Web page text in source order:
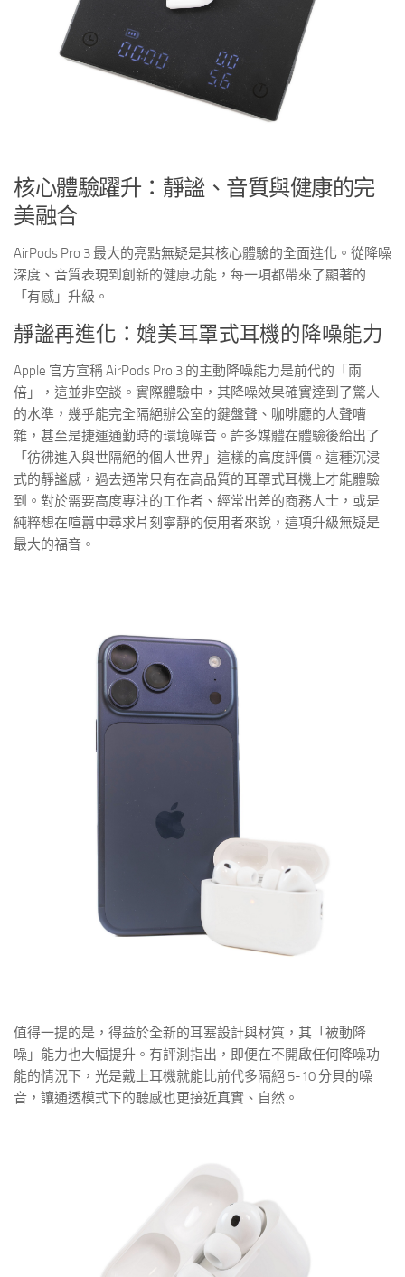
核心體驗躍升：靜謐、音質與健康的完
美融合
AirPods Pro 3 最大的亮點無疑是其核心體驗的全面進化。從降噪
深度、音質表現到創新的健康功能，每一項都帶來了顯著的
「有感」升級。
靜謐再進化：媲美耳罩式耳機的降噪能力
Apple 官方宣稱 AirPods Pro 3 的主動降噪能力是前代的「兩
倍」，這並非空談。實際體驗中，其降噪效果確實達到了驚人
的水準，幾乎能完全隔絕辦公室的鍵盤聲、咖啡廳的人聲嘈
雜，甚至是捷運通勤時的環境噪音。許多媒體在體驗後給出了
「彷彿進入與世隔絕的個人世界」這樣的高度評價。這種沉浸
式的靜謐感，過去通常只有在高品質的耳罩式耳機上才能體驗
到。對於需要高度專注的工作者、經常出差的商務人士，或是
純粹想在喧囂中尋求片刻寧靜的使用者來說，這項升級無疑是
最大的福音。
值得一提的是，得益於全新的耳塞設計與材質，其「被動降
噪」能力也大幅提升。有評測指出，即便在不開啟任何降噪功
能的情況下，光是戴上耳機就能比前代多隔絕 5-10 分貝的噪
音，讓通透模式下的聽感也更接近真實、自然。